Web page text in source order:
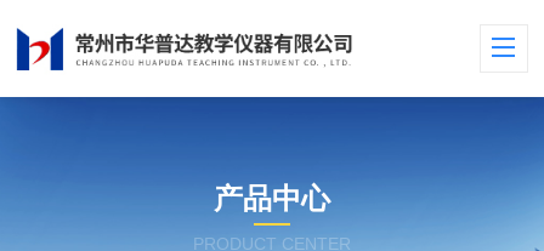
产品中心
PRODUCT CENTER